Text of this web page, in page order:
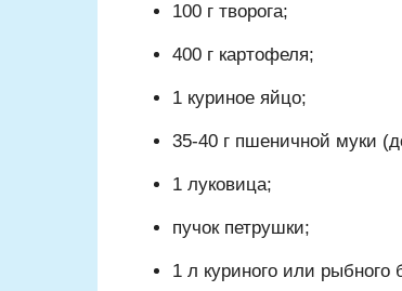
100 г творога;
400 г картофеля;
1 куриное яйцо;
35-40 г пшеничной муки
1 луковица;
пучок петрушки;
1 л куриного или рыбного